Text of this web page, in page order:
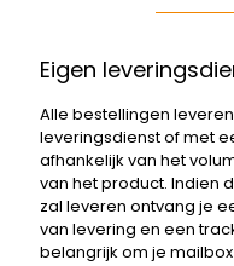
Eigen
Alle bestellingen
leveringsdienst of met
afhankelijk van het
van het product. Indien
zal leveren ontvang je
van levering en een
belangrijk om je